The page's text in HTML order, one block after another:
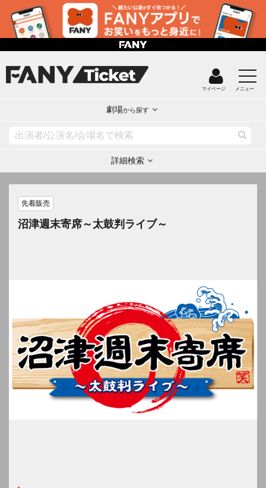
マイページ メニュー
劇場から探す
詳細検索
先着販売
沼津週末寄席～太鼓判ライブ～